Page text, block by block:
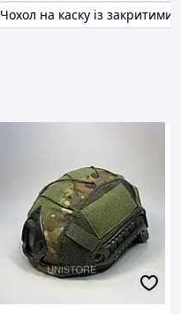
Чохол на каску із закритими